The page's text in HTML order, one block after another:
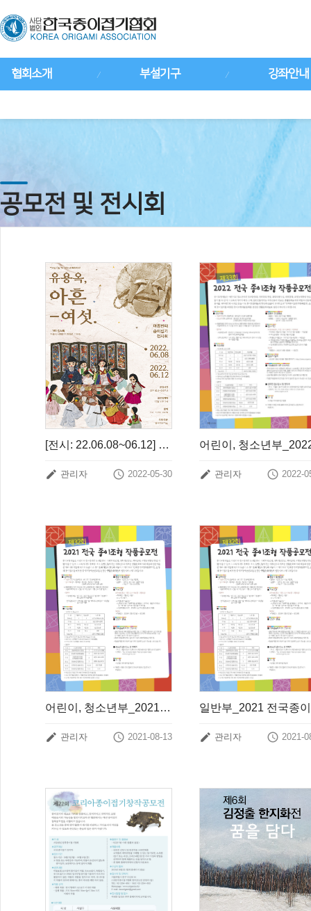
협회소개 부설기구 강좌안내
공모전 및 전시회
[전시: 22.06.08~06.12] 유용옥 아홉번째 종이접기 전시회
 관리자  2022-05-30  관리자  2022-
어린이, 청소년부_2021년 전국종이조형작품공모전 개최 안내
 관리자  2021-08-13  관리자  2021-